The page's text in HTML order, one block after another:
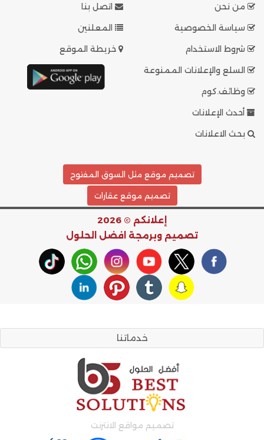
من نحن
سياسة الخصوصية
شروط الاستخدام
السلع والإعلانات الممنوعة
وظائف.كوم
أحدث الإعلانات
بحث الاعلانات
اتصل بنا
المعلنين
خريطة الموقع
تصميم موقع مثل السوق المفتوح
تصميم موقع عقارات
إعلانكم © 2026
تصميم وبرمجة افضل الحلول
خدماتنا
تصميم مواقع الانترنت